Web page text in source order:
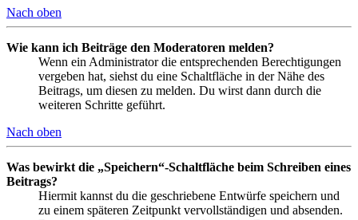
Nach oben
Wie kann ich Beiträge den Moderatoren melden?
Wenn ein Administrator die entsprechenden Berechtigungen
vergeben hat, siehst du eine Schaltfläche in der Nähe des
Beitrags, um diesen zu melden. Du wirst dann durch die
weiteren Schritte geführt.
Nach oben
Was bewirkt die „Speichern“-Schaltfläche beim Schreiben eines
Beitrags?
Hiermit kannst du die geschriebene Entwürfe speichern und
zu einem späteren Zeitpunkt vervollständigen und absenden.